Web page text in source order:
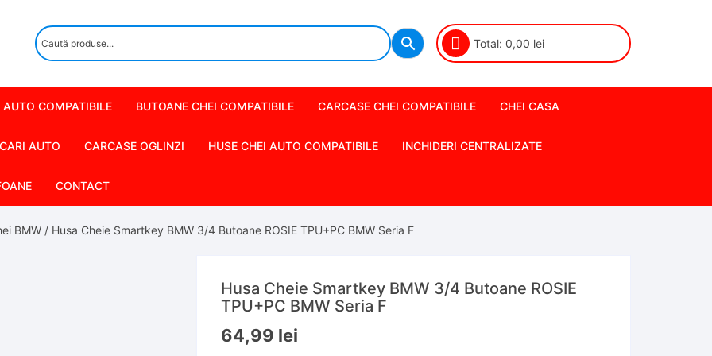
Total: 0,00 lei
AUTO COMPATIBILE BUTOANE CHEI COMPATIBILE CARCASE CHEI COMPATIBILE CHEI CASA
AUTO CARCASE OGLINZI HUSE CHEI AUTO COMPATIBILE INCHIDERI CENTRALIZATE
CONTACT
BMW / Husa Cheie Smartkey BMW 3/4 Butoane ROSIE TPU+PC BMW Seria F
Husa Cheie Smartkey BMW 3/4 Butoane ROSIE
TPU+PC BMW Seria F
64,99 lei